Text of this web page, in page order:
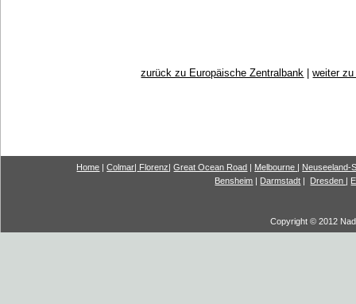
zurück zu Europäische Zentralbank |weiter
Home |Colmar| Florenz|Great Ocean Road | Melbourne | Neuseeland-
Bensheim | Darmstadt | Dresden |
Copyright © 2012